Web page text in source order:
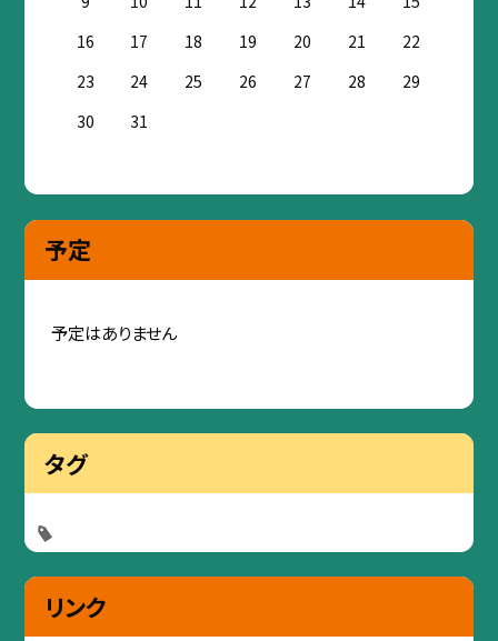
16
17 18 19 20 21
22
23
24 25 26 27 28
29
30
31
予定
予定はありません
タグ
リンク